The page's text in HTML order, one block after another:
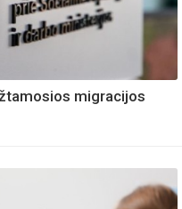
migracijos